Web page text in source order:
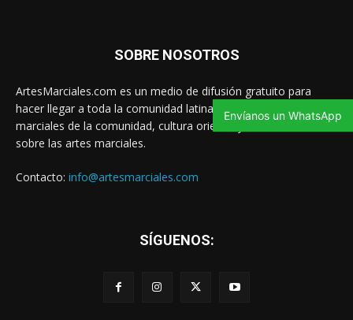
SOBRE NOSOTROS
ArtesMarciales.com es un medio de difusión gratuito para
hacer llegar a toda la comunidad latina las noticias de artes
marciales de la comunidad, cultura oriental y contenido valioso
sobre las artes marciales.
Contacto: info@artesmarciales.com
SÍGUENOS:
Envíanos un WhatsApp